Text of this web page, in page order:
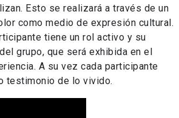
Esto se realizará a través de un
como medio de expresión cultural.
tiene un rol activo y su
grupo, que será exhibida en el
A su vez cada participante
testimonio de lo vivido.